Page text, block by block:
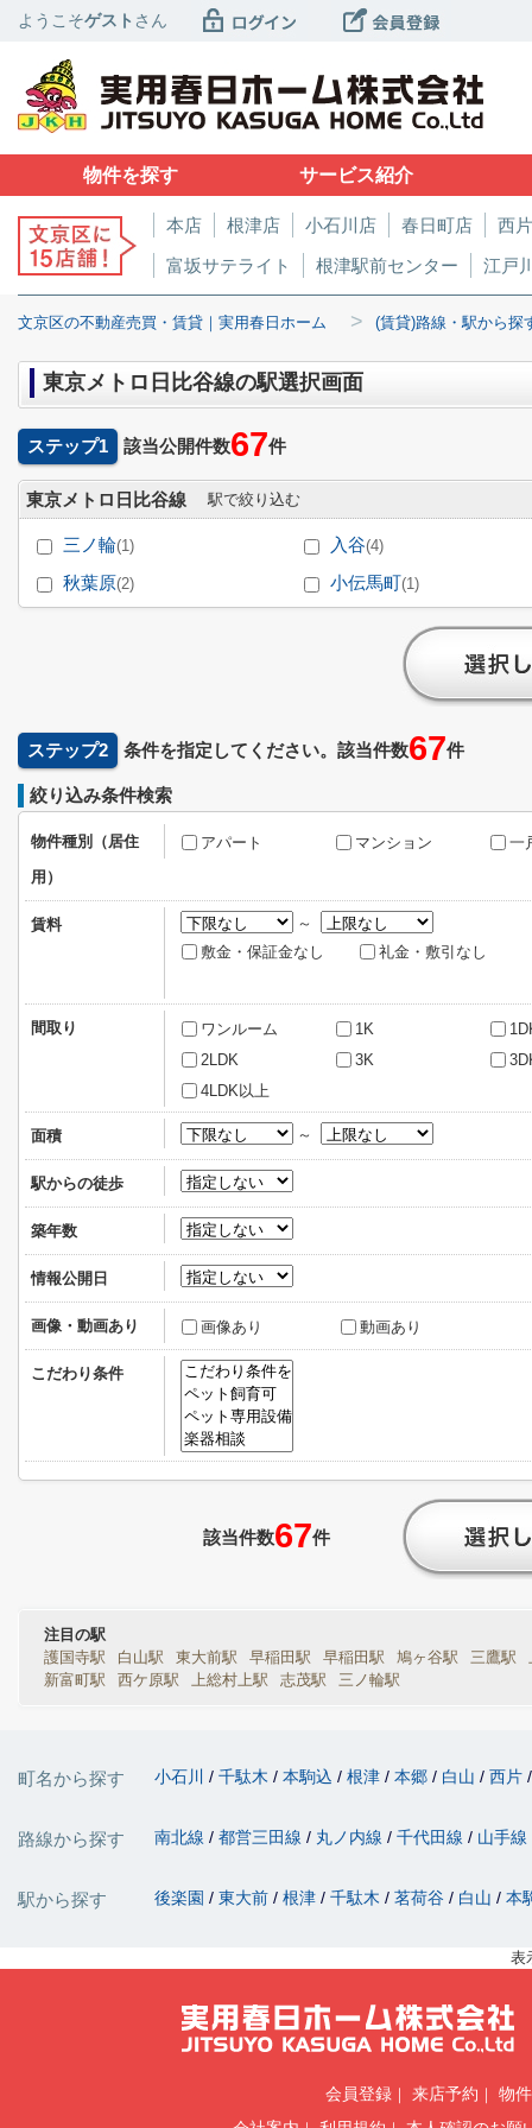
ようこそゲスト さん
物件を探す サービス紹介
本店 根津店 小石川店 春日町店
西
富坂サテライト
根津駅前センター 江戸
文京区の不動産売買・賃貸｜実用春日ホーム > (賃貸)路線・駅から探
東京メトロ日比谷線の駅選択画面
ステップ1 該当公開件数67件
東京メトロ日比谷線 駅で絞り込む
三ノ輪(1) 入谷(4)
秋葉原(2) 小伝馬町(1)
ステップ2 条件を指定してください。該当件数67件
絞り込み条件検索
物件種別（居住
用）
アパート マンション 一
賃料
～
敷金・保証金なし
礼金・敷引なし
間取り ワンルーム 1K
2LDK
3K
4LDK以上
面積 ～
駅からの徒歩
築年数
情報公開日
画像・動画あり 画像あり 動画あり
こだわり条件
該当件数67件
注目の駅
護国寺駅
白山駅 東大前駅 早稲田駅 早稲田駅 鳩ヶ谷駅 三鷹駅
新富町駅
西ケ原駅 上総村上駅 志茂駅 三ノ輪駅
町名から探す 小石川 千駄木 本駒込 根津 本郷 白山 西片
路線から探す 南北線 都営三田線 丸ノ内線 千代田線 山手線
駅から探す 後楽園 東大前 根津 千駄木 茗荷谷 白山 本
表
会員登録 来店予約
物